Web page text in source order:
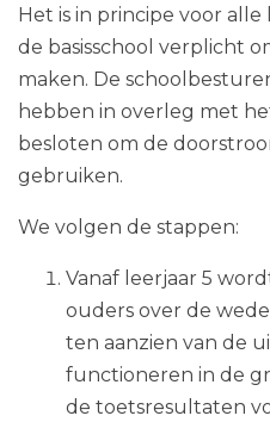
Het is in principe voor
de basisschool verplicht
maken. De
hebben in overleg met
besloten om de
gebruiken.
We volgen de stappen:
Vanaf leerjaar 5
ouders over de
ten aanzien van de
functioneren in de
de toetsresultaten